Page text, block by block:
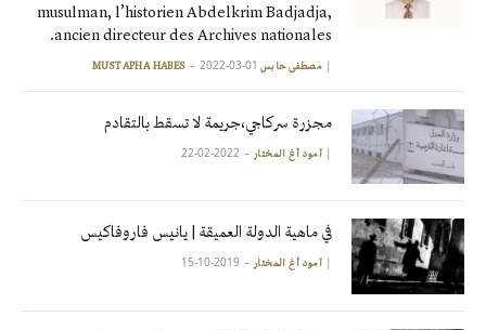
musulman, l’historien Abdelkrim Badjadja,
ancien directeur des Archives nationales.
| مصطفى حابس MUSTAPHA HABES 2022-03-01
مجزرة سركاجي،جريمة لا تسقط بالتقادم
| آمود أغ المختار 2022-02-22
في ماهية الدولة العميقة | يانيس فاروفاكيس
| آمود أغ المختار 2019-10-15